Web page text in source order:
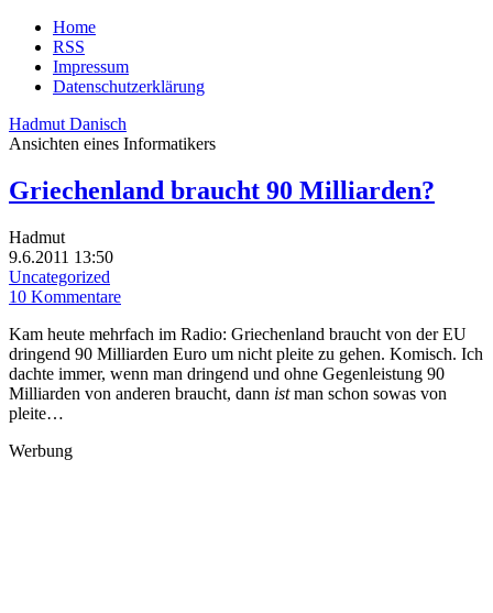
Home
RSS
Impressum
Datenschutzerklärung
Hadmut Danisch
Ansichten eines Informatikers
Griechenland braucht 90 Milliarden?
Hadmut
9.6.2011 13:50
Uncategorized
10 Kommentare
Kam heute mehrfach im Radio: Griechenland braucht von der EU
dringend 90 Milliarden Euro um nicht pleite zu gehen. Komisch. Ich
dachte immer, wenn man dringend und ohne Gegenleistung 90
Milliarden von anderen braucht, dann istman schon sowas von
pleite…
Werbung